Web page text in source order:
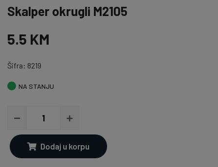
Skalper okrugli M2105
5.5 KM
Šifra: 8219
NA STANJU
Dodaj u korpu